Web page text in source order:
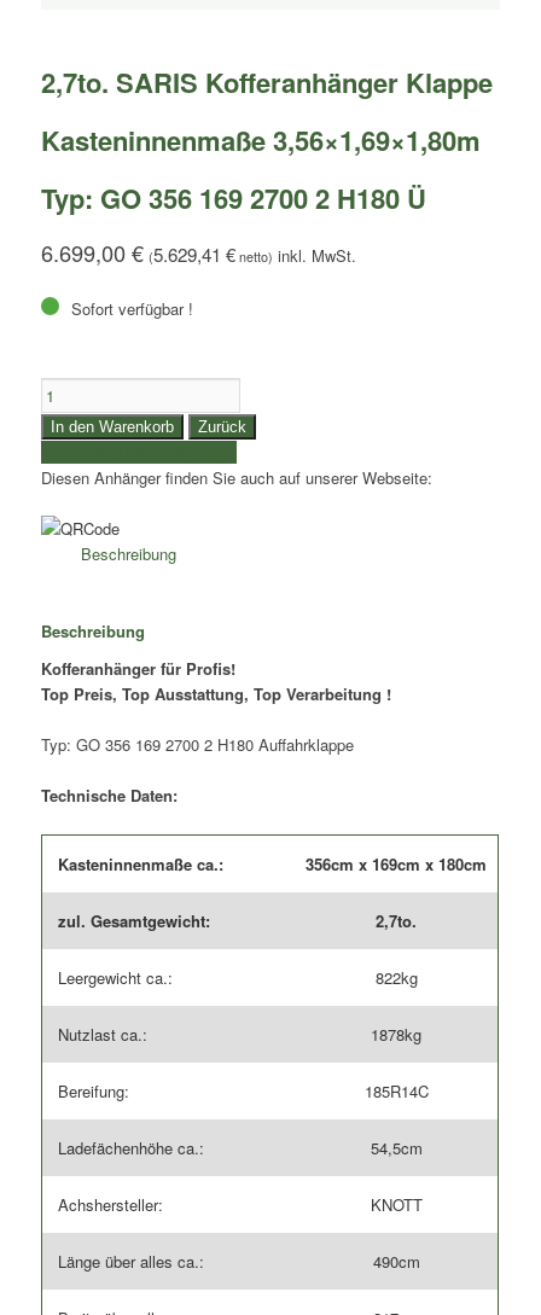
2,7to. SARIS Kofferanhänger Klappe
Kasteninnenmaße 3,56×1,69×1,80m
Typ: GO 356 169 2700 2 H180 Ü
6.699,00€ (5.629,41€ netto)
Sofort verfügbar !
2,7to.
SARIS
Kofferanhänger
Klappe
|
Kasteninnenmaße
3,56x1,69x1,80m
356
169
2700
H180
Menge
In den Warenkorb Zurück
Diesen Anhänger finden Sie auch auf unserer Webseite:
Beschreibung
Beschreibung
Kofferanhänger für Profis!
Top Preis, Top Ausstattung, Top Verarbeitung !
Typ: GO 356 169 2700 2 H180 Auffahrklappe
Technische Daten:
Kasteninnenmaße ca.: 356cm x 169cm x 180cm
zul. Gesamtgewicht: 2,7to.
Leergewicht ca.: 822kg
Nutzlast ca.: 1878kg
Bereifung: 185R14C
Ladefächenhöhe ca.: 54,5cm
Achshersteller: KNOTT
Länge über alles ca.: 490cm